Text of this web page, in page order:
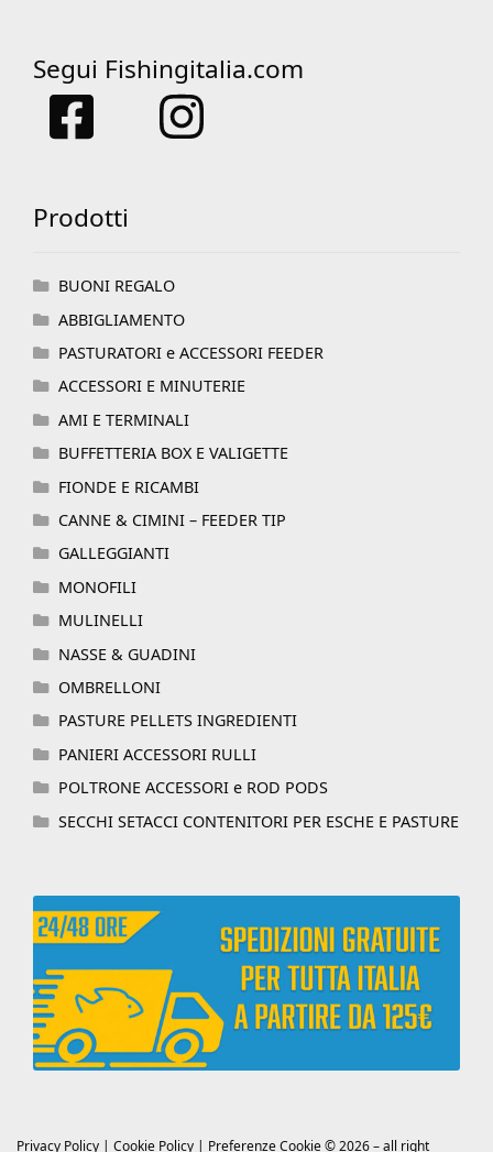
Segui Fishingitalia.com
Prodotti
BUONI REGALO
ABBIGLIAMENTO
PASTURATORI e ACCESSORI FEEDER
ACCESSORI E MINUTERIE
AMI E TERMINALI
BUFFETTERIA BOX E VALIGETTE
FIONDE E RICAMBI
CANNE & CIMINI – FEEDER TIP
GALLEGGIANTI
MONOFILI
MULINELLI
NASSE & GUADINI
OMBRELLONI
PASTURE PELLETS INGREDIENTI
PANIERI ACCESSORI RULLI
POLTRONE ACCESSORI e ROD PODS
SECCHI SETACCI CONTENITORI PER ESCHE E PASTURE
Privacy Policy | Cookie Policy | Preferenze Cookie© 2026 – all right